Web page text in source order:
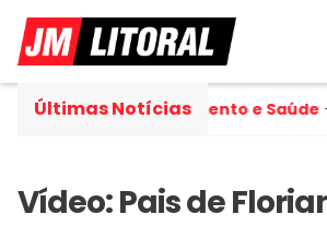
Últimas Notícias
Saneamento e Saúde-
Vídeo: Pais de